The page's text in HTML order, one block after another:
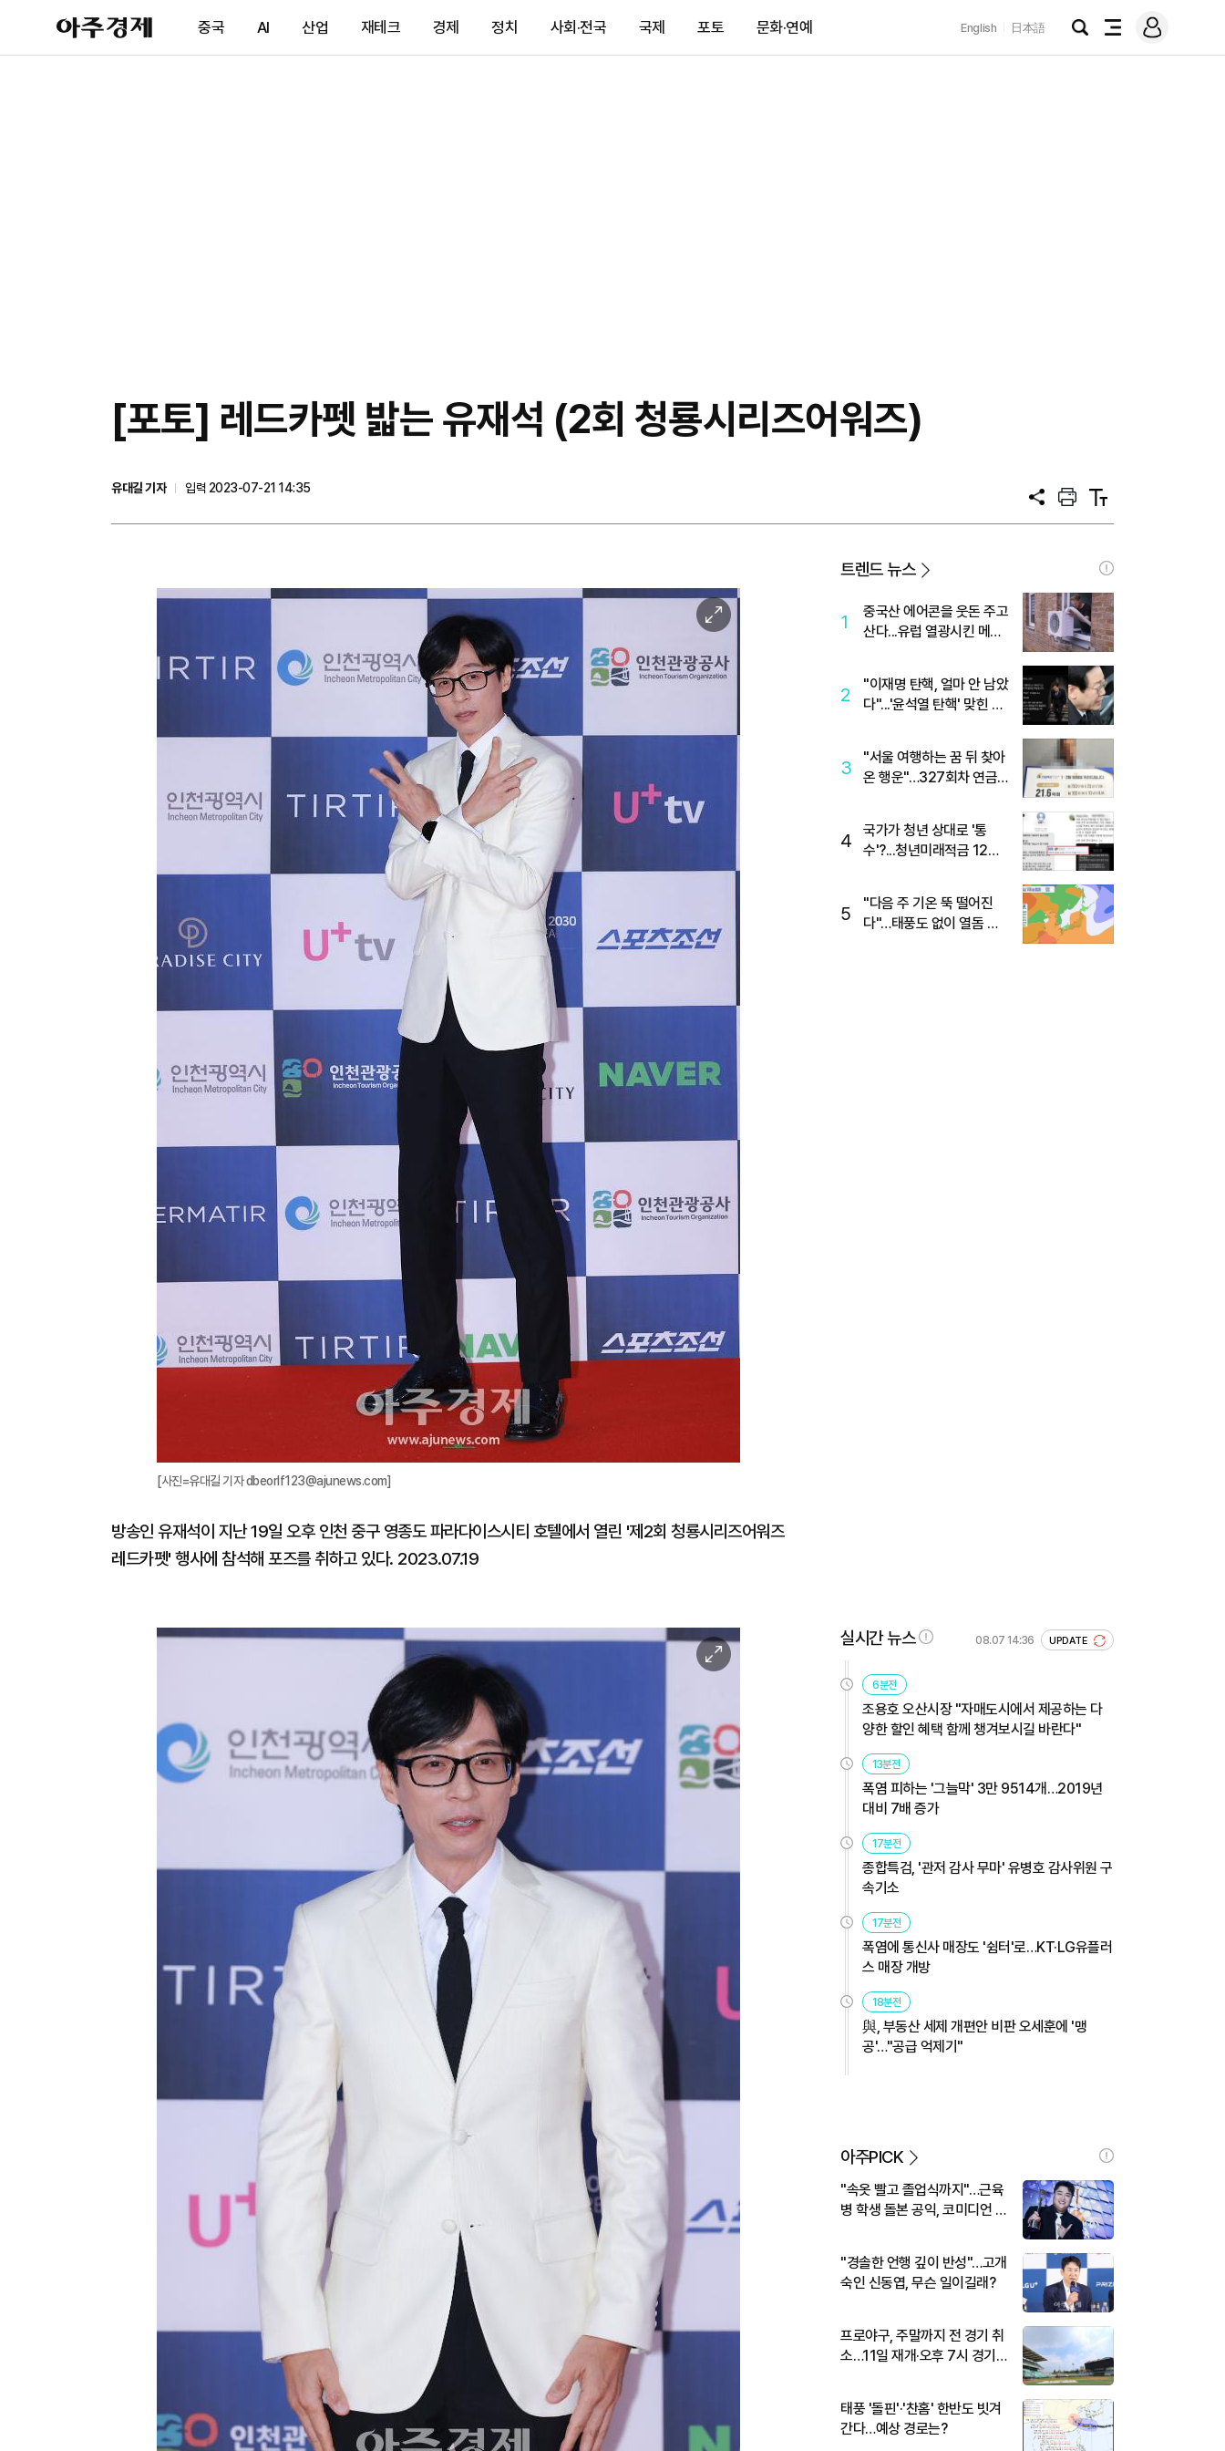
아
주
제
중국 AI 산업 재테크 경제 정치 사회·전국 국제 포토 문화·연예 English 日本語
검
전
메
그
[포토] 레드카펫 밟는 유재석 (2회 청룡시리즈어워즈)
유대길 기자
입력 2023-07-21 14:35
공
프
트
텍
트
이
미
지
[사진=유대길 기자 dbeorlf123@ajunews.com]
방송인 유재석이 지난 19일 오후 인천 중구 영종도 파라다이스시티 호텔에서 열린 '제2회 청룡시리즈어워즈
레드카펫' 행사에 참석해 포즈를 취하고 있다. 2023.07.19
이
미
확
대
트렌드 뉴스
1
중국산 에어콘을 웃돈 주고
산다...유럽 열광시킨 메이
2
"이재명 탄핵, 얼마 안 남았
다"...'윤석열 탄핵' 맞힌 무
3
"서울 여행하는 꿈 뒤 찾아
온 행운"…327회차 연금
4
국가가 청년 상대로 '통
수'?...청년미래적금 12%
5
"다음 주 기온 뚝 떨어진
다"…태풍도 없이 열돔 박
실시간 뉴스 08.07 14:36 UPDATE
6분전
조용호 오산시장 "자매도시에서 제공하는 다
양한 할인 혜택 함께 챙겨보시길 바란다"
13분전
폭염 피하는 '그늘막' 3만 9514개…2019년
대비 7배 증가
17분전
종합특검, '관저 감사 무마' 유병호 감사위원 구
속기소
17분전
폭염에 통신사 매장도 '쉼터'로…KT·LG유플러
스 매장 개방
18분전
與, 부동산 세제 개편안 비판 오세훈에 '맹
공'…"공급 억제기"
아주PICK
"속옷 빨고 졸업식까지"…근육
병 학생 돌본 공익, 코미디언 김
"경솔한 언행 깊이 반성"…고개
숙인 신동엽, 무슨 일이길래?
프로야구, 주말까지 전 경기 취
소…11일 재개·오후 7시 경기
태풍 '돌핀'·'찬홈' 한반도 빗겨
간다…예상 경로는?